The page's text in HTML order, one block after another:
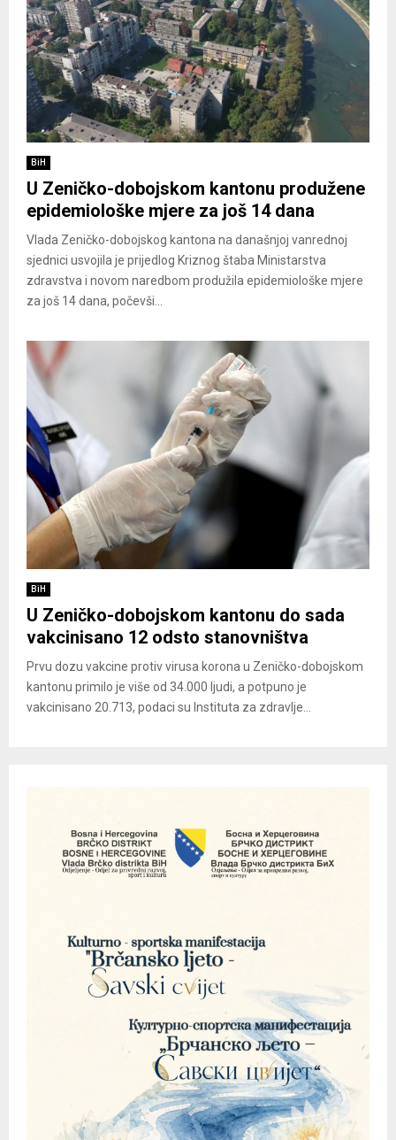
BiH
U Zeničko-dobojskom kantonu produžene
epidemiološke mjere za još 14 dana
Vlada Zeničko-dobojskog kantona na današnjoj vanrednoj
sjednici usvojila je prijedlog Kriznog štaba Ministarstva
zdravstva i novom naredbom produžila epidemiološke mjere
za još 14 dana, počevši...
BiH
U Zeničko-dobojskom kantonu do sada
vakcinisano 12 odsto stanovništva
Prvu dozu vakcine protiv virusa korona u Zeničko-dobojskom
kantonu primilo je više od 34.000 ljudi, a potpuno je
vakcinisano 20.713, podaci su Instituta za zdravlje...